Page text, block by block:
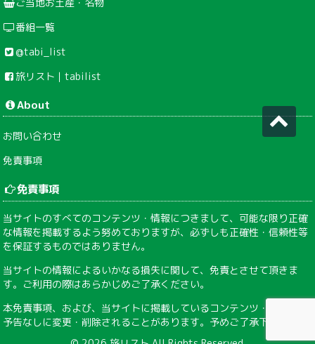
番組一覧
@tabi_list
旅リスト｜tabilist
About
お問い合わせ
免責事項
免責事項
当サイトのすべてのコンテンツ・情報につきまして、可能な限り正確
な情報を掲載するよう努めておりますが、必ずしも正確性・信頼性等
を保証するものではありません。
当サイトの情報によるいかなる損失に関して、免責とさせて頂きま
す。ご利用の際はあらかじめご了承ください。
本免責事項、および、当サイトに掲載しているコンテンツ・情報は、
予告なしに変更・削除されることがあります。予めご了承下さい。